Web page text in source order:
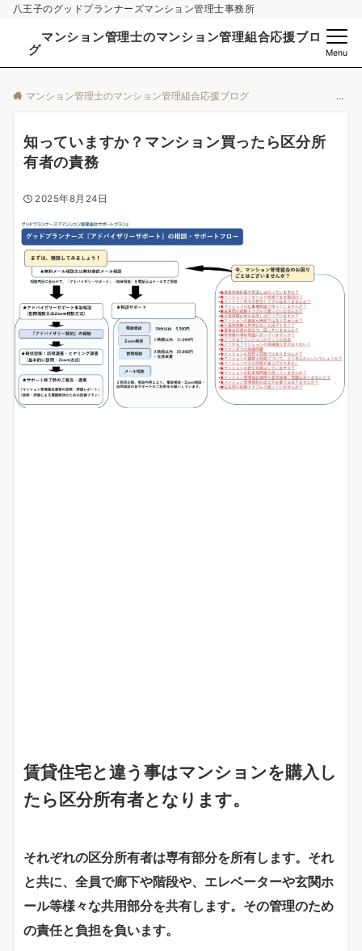
八王子のグッドプランナーズマンション管理士事務所
マンション管理士のマンション管理組合応援ブロ
グMenu
マンション管理士のマンション管理組合応援ブログ
知っていますか？マンション買ったら区分所
有者の責務
2025年8月24日
賃貸住宅と違う事はマンションを購入し
たら区分所有者となります。
それぞれの区分所有者は専有部分を所有します。それ
と共に、全員で廊下や階段や、エレベーターや玄関ホ
ール等様々な共用部分を共有します。その管理のため
の責任と負担を負います。